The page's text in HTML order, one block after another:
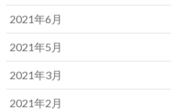
2021年6月
2021年5月
2021年3月
2021年2月